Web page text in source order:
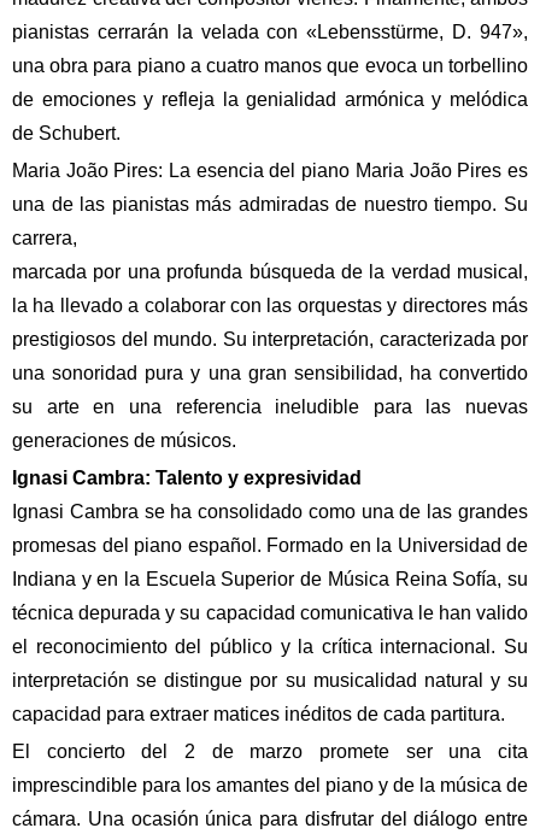
pianistas cerrarán la velada con «Lebensstürme, D. 947»,
una obra para piano a cuatro manos que evoca un torbellino
de emociones y refleja la genialidad armónica y melódica
de Schubert.
Maria João Pires: La esencia del piano Maria João Pires es
una de las pianistas más admiradas de nuestro tiempo. Su
carrera,
marcada por una profunda búsqueda de la verdad musical,
la ha llevado a colaborar con las orquestas y directores más
prestigiosos del mundo. Su interpretación, caracterizada por
una sonoridad pura y una gran sensibilidad, ha convertido
su arte en una referencia ineludible para las nuevas
generaciones de músicos.
Ignasi Cambra: Talento y expresividad
Ignasi Cambra se ha consolidado como una de las grandes
promesas del piano español. Formado en la Universidad de
Indiana y en la Escuela Superior de Música Reina Sofía, su
técnica depurada y su capacidad comunicativa le han valido
el reconocimiento del público y la crítica internacional. Su
interpretación se distingue por su musicalidad natural y su
capacidad para extraer matices inéditos de cada partitura.
El concierto del 2 de marzo promete ser una cita
imprescindible para los amantes del piano y de la música de
cámara. Una ocasión única para disfrutar del diálogo entre